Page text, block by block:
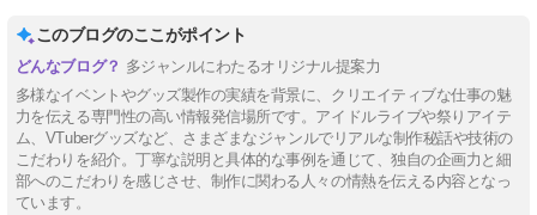
このブログのここがポイント
多ジャンルにわたるオリジナル提案力
多様なイベントやグッズ製作の実績を背景に、クリエイティブな仕事の魅
力を伝える専門性の高い情報発信場所です。アイドルライブや祭りアイテ
ム、VTuberグッズなど、さまざまなジャンルでリアルな制作秘話や技術の
こだわりを紹介。丁寧な説明と具体的な事例を通じて、独自の企画力と細
部へのこだわりを感じさせ、制作に関わる人々の情熱を伝える内容となっ
ています。